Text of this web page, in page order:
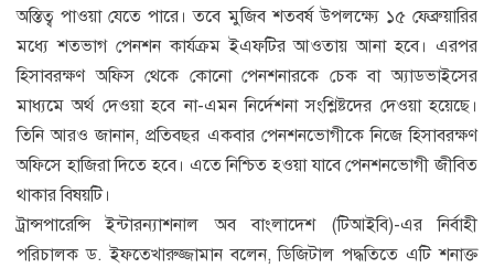
অস্তিত্ব পাওয়া যেতে পারে। তবে মুজিব শতবর্ষ উপলক্ষ্যে ১৫ ফেব্রুয়ারির
মধ্যে শতভাগ পেনশন কার্যক্রম ইএফটির আওতায় আনা হবে। এরপর
হিসাবরক্ষণ অফিস থেকে কোনো পেনশনারকে চেক বা অ্যাডভাইসের
মাধ্যমে অর্থ দেওয়া হবে না-এমন নির্দেশনা সংশ্লিষ্টদের দেওয়া হয়েছে।
তিনি আরও জানান, প্রতিবছর একবার পেনশনভোগীকে নিজে হিসাবরক্ষণ
অফিসে হাজিরা দিতে হবে। এতে নিশ্চিত হওয়া যাবে পেনশনভোগী জীবিত
থাকার বিষয়টি।
ট্রান্সপারেন্সি ইন্টারন্যাশনাল অব বাংলাদেশ (টিআইবি)-এর নির্বাহী
পরিচালক ড. ইফতেখারুজ্জামান বলেন, ডিজিটাল পদ্ধতিতে এটি শনাক্ত